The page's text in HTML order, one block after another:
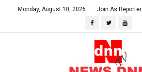
Monday, August 10, 2026 Join As Reporter